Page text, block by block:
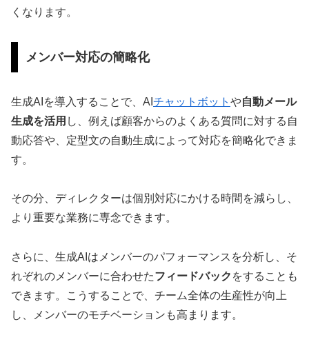
くなります。
メンバー対応の簡略化
生成AIを導入することで、AI チャットボット や自動メール
生成を活用 し、例えば顧客からのよくある質問に対する自
動応答や、定型文の自動生成によって対応を簡略化できま
す。
その分、ディレクターは個別対応にかける時間を減らし、
より重要な業務に専念できます。
さらに、生成AIはメンバーのパフォーマンスを分析し、そ
れぞれのメンバーに合わせたフィードバック をすることも
できます。こうすることで、チーム全体の生産性が向上
し、メンバーのモチベーションも高まります。